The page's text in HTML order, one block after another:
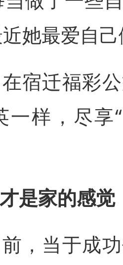
她最爱自
宿迁福彩
一样，尽享
是家的感觉
，当于成